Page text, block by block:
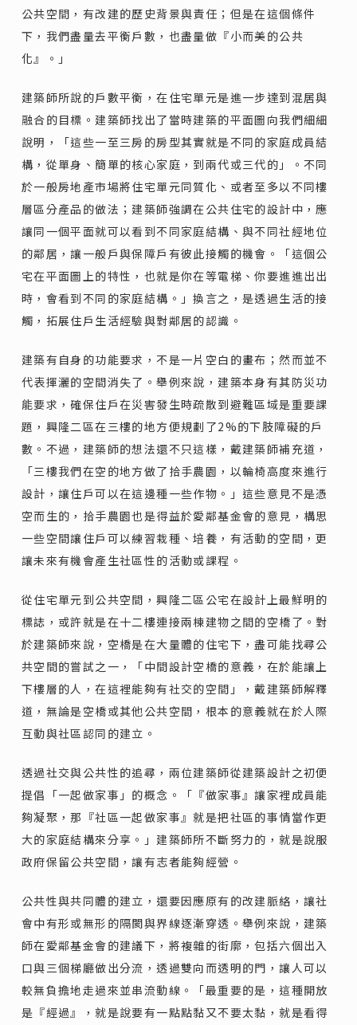
公共空間，有改建的歷史背景與責任；但是在這個條件
下，我們盡量去平衡戶數，也盡量做『小而美的公共
化』。」
建築師所說的戶數平衡，在住宅單元是進一步達到混居與
融合的目標。建築師找出了當時建築的平面圖向我們細細
說明，「這些一至三房的房型其實就是不同的家庭成員結
構，從單身、簡單的核心家庭，到兩代或三代的」。不同
於一般房地產市場將住宅單元同質化、或者至多以不同樓
層區分產品的做法；建築師強調在公共住宅的設計中，應
讓同一個平面就可以看到不同家庭結構、與不同社經地位
的鄰居，讓一般戶與保障戶有彼此接觸的機會。「這個公
宅在平面圖上的特性，也就是你在等電梯、你要進進出出
時，會看到不同的家庭結構。」換言之，是透過生活的接
觸，拓展住戶生活經驗與對鄰居的認識。
建築有自身的功能要求，不是一片空白的畫布；然而並不
代表揮灑的空間消失了。舉例來說，建築本身有其防災功
能要求，確保住戶在災害發生時疏散到避難區域是重要課
題，興隆二區在三樓的地方便規劃了2%的下肢障礙的戶
數。不過，建築師的想法還不只這樣，戴建築師補充道，
「三樓我們在空的地方做了拾手農園，以輪椅高度來進行
設計，讓住戶可以在這邊種一些作物。」這些意見不是憑
空而生的，拾手農園也是得益於愛鄰基金會的意見，構思
一些空間讓住戶可以練習栽種、培養，有活動的空間，更
讓未來有機會產生社區性的活動或課程。
從住宅單元到公共空間，興隆二區公宅在設計上最鮮明的
標誌，或許就是在十二樓連接兩棟建物之間的空橋了。對
於建築師來說，空橋是在大量體的住宅下，盡可能找尋公
共空間的嘗試之一，「中間設計空橋的意義，在於能讓上
下樓層的人，在這裡能夠有社交的空間」，戴建築師解釋
道，無論是空橋或其他公共空間，根本的意義就在於人際
互動與社區認同的建立。
透過社交與公共性的追尋，兩位建築師從建築設計之初便
提倡「一起做家事」的概念。「『做家事』讓家裡成員能
夠凝聚，那『社區一起做家事』就是把社區的事情當作更
大的家庭結構來分享。」建築師所不斷努力的，就是說服
政府保留公共空間，讓有志者能夠經營。
公共性與共同體的建立，還要因應原有的改建脈絡，讓社
會中有形或無形的隔閡與界線逐漸穿透。舉例來說，建築
師在愛鄰基金會的建議下，將複雜的街廓，包括六個出入
口與三個梯廳做出分流，透過雙向而透明的門，讓人可以
較無負擔地走過來並串流動線。「最重要的是，這種開放
是『經過』，就是說要有一點點黏又不要太黏，就是看得